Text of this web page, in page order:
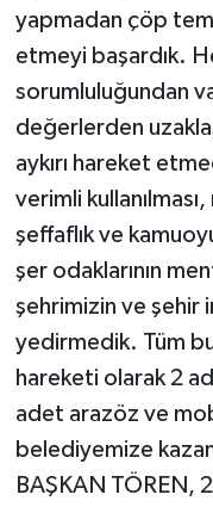
yapmadan çöp
etmeyi başardık.
sorumluluğundan
değerlerden
aykırı hareket
verimli
şeffaflık ve
şer odaklarının
şehrimizin ve şehir
yedirmedik. Tüm
hareketi olarak 2
adet arazöz ve
belediyemize
BAŞKAN TÖREN,